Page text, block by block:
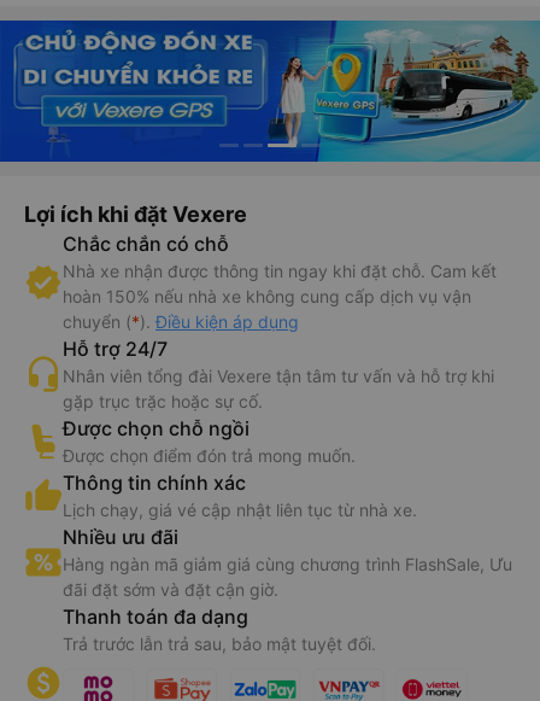
Lợi ích khi đặt Vexere
Chắc chắn có chỗ
Nhà xe nhận được thông tin ngay khi đặt chỗ. Cam kết
hoàn 150% nếu nhà xe không cung cấp dịch vụ vận
chuyển (*). Điều kiện áp dụng
Hỗ trợ 24/7
Nhân viên tổng đài Vexere tận tâm tư vấn và hỗ trợ khi
gặp trục trặc hoặc sự cố.
Được chọn chỗ ngồi
Được chọn điểm đón trả mong muốn.
Thông tin chính xác
Lịch chạy, giá vé cập nhật liên tục từ nhà xe.
Nhiều ưu đãi
Hàng ngàn mã giảm giá cùng chương trình FlashSale, Ưu
đãi đặt sớm và đặt cận giờ.
Thanh toán đa dạng
Trả trước lẫn trả sau, bảo mật tuyệt đối.